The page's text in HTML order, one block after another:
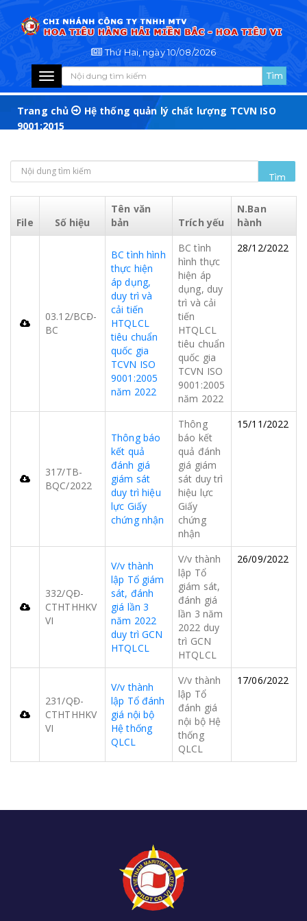
Thứ Hai, ngày 10/08/2026
Toggle
navigation
Trang chủ
Hệ thống quản lý chất lượng TCVN ISO
9001:2015
File Số hiệu
Tên văn
bản
Trích yếu
N.Ban
hành
03.12/BCĐ-
BC
BC tình hình
thực hiện
áp dụng,
duy trì và
cải tiến
HTQLCL
tiêu chuẩn
quốc gia
TCVN ISO
9001:2005
năm 2022
BC tình
hình thực
hiện áp
dụng, duy
trì và cải
tiến
HTQLCL
tiêu chuẩn
quốc gia
TCVN ISO
9001:2005
năm 2022
28/12/2022
317/TB-
BQC/2022
Thông báo
kết quả
đánh giá
giám sát
duy trì hiệu
lực Giấy
chứng nhận
Thông
báo kết
quả đánh
giá giám
sát duy trì
hiệu lực
Giấy
chứng
nhận
15/11/2022
332/QĐ-
CTHTHHKV
VI
V/v thành
lập Tổ giám
sát, đánh
giá lần 3
năm 2022
duy trì GCN
HTQLCL
V/v thành
lập Tổ
giám sát,
đánh giá
lần 3 năm
2022 duy
trì GCN
HTQLCL
26/09/2022
231/QĐ-
CTHTHHKV
VI
V/v thành
lập Tổ đánh
giá nội bộ
Hệ thống
QLCL
V/v thành
lập Tổ
đánh giá
nội bộ Hệ
thống
QLCL
17/06/2022